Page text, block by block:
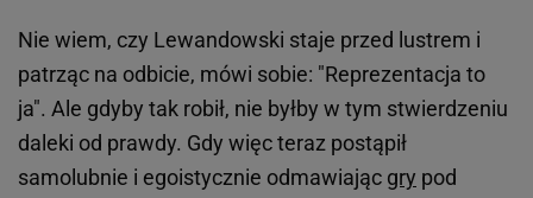
Nie wiem, czy Lewandowski staje przed lustrem i
patrząc na odbicie, mówi sobie: "Reprezentacja to
ja". Ale gdyby tak robił, nie byłby w tym stwierdzeniu
daleki od prawdy. Gdy więc teraz postąpił
samolubnie i egoistycznie odmawiając gry pod